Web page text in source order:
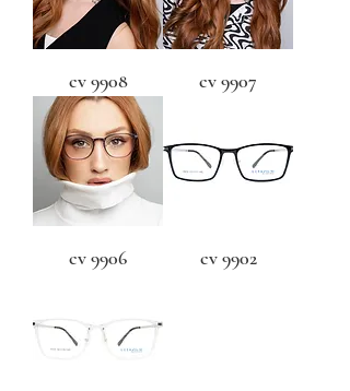
cv 9908 cv 9907
cv 9906 cv 9902